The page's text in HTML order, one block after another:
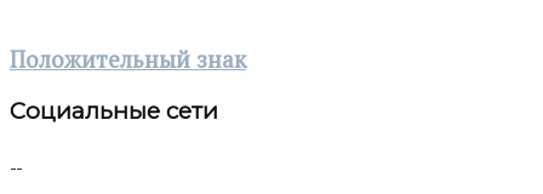
Положительный знак
Социальные сети